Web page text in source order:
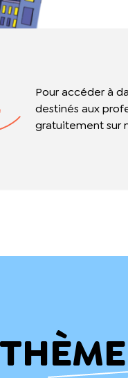
Pour accéder à
destinés aux
gratuitement sur